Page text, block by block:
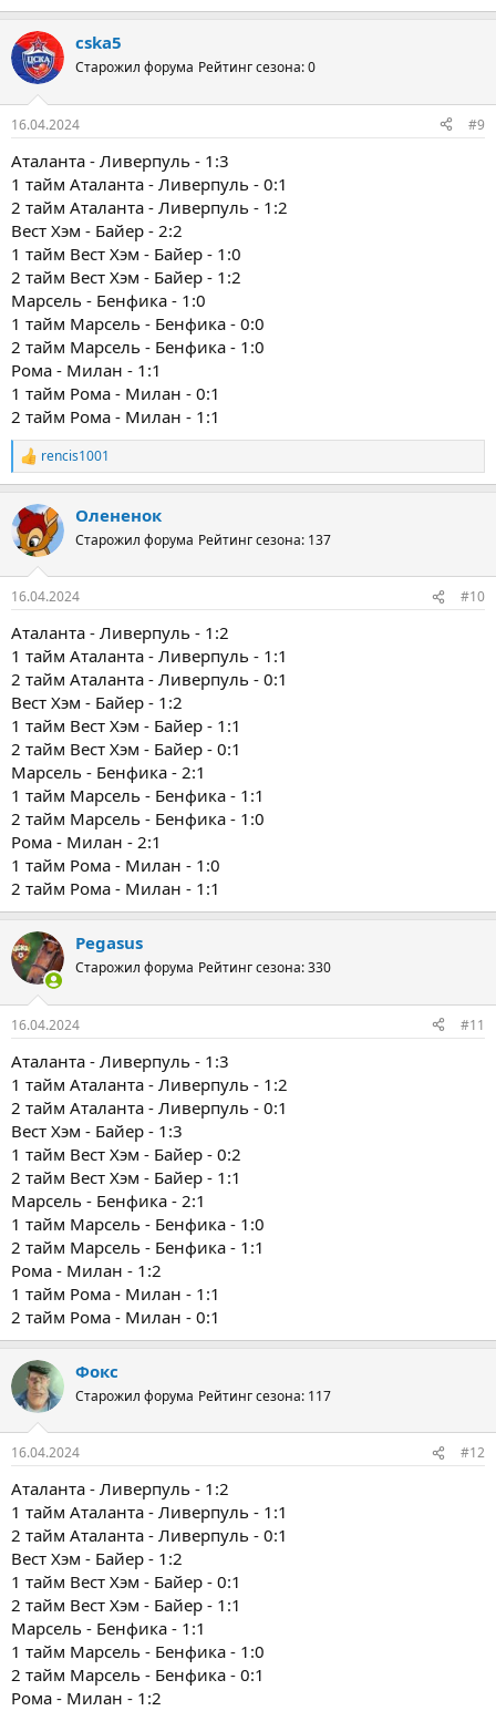
cska5
Старожил форума Рейтинг сезона: 0
16.04.2024 #9
Аталанта - Ливерпуль - 1:3
1 тайм Аталанта - Ливерпуль - 0:1
2 тайм Аталанта - Ливерпуль - 1:2
Вест Хэм - Байер - 2:2
1 тайм Вест Хэм - Байер - 1:0
2 тайм Вест Хэм - Байер - 1:2
Марсель - Бенфика - 1:0
1 тайм Марсель - Бенфика - 0:0
2 тайм Марсель - Бенфика - 1:0
Рома - Милан - 1:1
1 тайм Рома - Милан - 0:1
2 тайм Рома - Милан - 1:1
Р
е
к
ц
и
rencis1001
Олененок
Старожил форума Рейтинг сезона: 137
16.04.2024 #10
Аталанта - Ливерпуль - 1:2
1 тайм Аталанта - Ливерпуль - 1:1
2 тайм Аталанта - Ливерпуль - 0:1
Вест Хэм - Байер - 1:2
1 тайм Вест Хэм - Байер - 1:1
2 тайм Вест Хэм - Байер - 0:1
Марсель - Бенфика - 2:1
1 тайм Марсель - Бенфика - 1:1
2 тайм Марсель - Бенфика - 1:0
Рома - Милан - 2:1
1 тайм Рома - Милан - 1:0
2 тайм Рома - Милан - 1:1
Pegasus
Старожил форума Рейтинг сезона: 330
16.04.2024 #11
Аталанта - Ливерпуль - 1:3
1 тайм Аталанта - Ливерпуль - 1:2
2 тайм Аталанта - Ливерпуль - 0:1
Вест Хэм - Байер - 1:3
1 тайм Вест Хэм - Байер - 0:2
2 тайм Вест Хэм - Байер - 1:1
Марсель - Бенфика - 2:1
1 тайм Марсель - Бенфика - 1:0
2 тайм Марсель - Бенфика - 1:1
Рома - Милан - 1:2
1 тайм Рома - Милан - 1:1
2 тайм Рома - Милан - 0:1
Фокс
Старожил форума Рейтинг сезона: 117
16.04.2024 #12
Аталанта - Ливерпуль - 1:2
1 тайм Аталанта - Ливерпуль - 1:1
2 тайм Аталанта - Ливерпуль - 0:1
Вест Хэм - Байер - 1:2
1 тайм Вест Хэм - Байер - 0:1
2 тайм Вест Хэм - Байер - 1:1
Марсель - Бенфика - 1:1
1 тайм Марсель - Бенфика - 1:0
2 тайм Марсель - Бенфика - 0:1
Рома - Милан - 1:2